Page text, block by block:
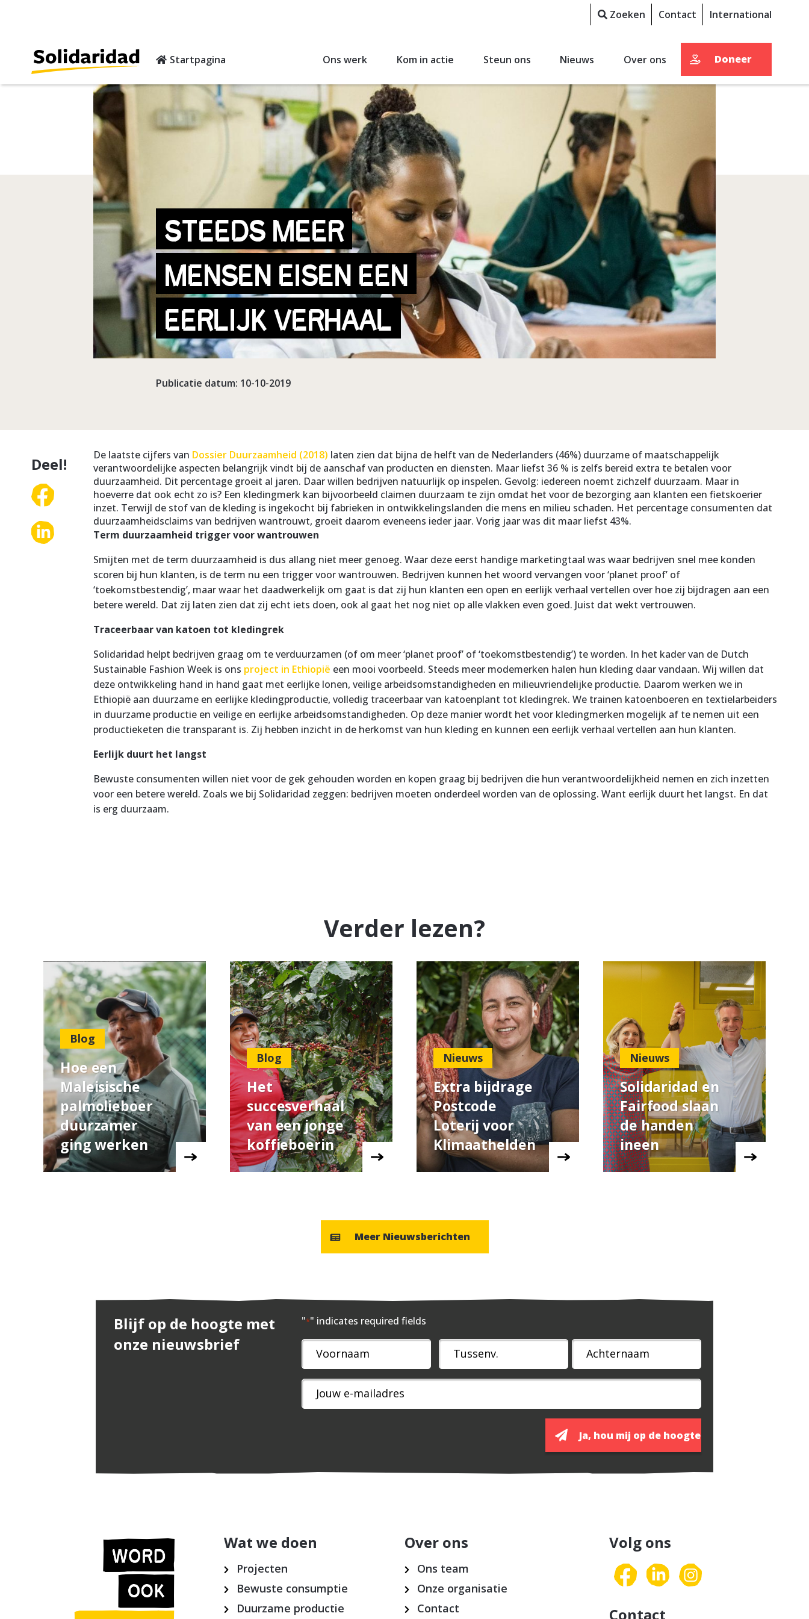
Zoeken Contact International
Startpagina Ons werk Kom in actie Steun ons Nieuws Over ons Doneer
STEEDS MEER
MENSEN EISEN EEN
EERLIJK VERHAAL
Publicatie datum: 10-10-2019
Deel! De laatste cijfers van Dossier Duurzaamheid (2018) laten zien dat bijna de helft van de Nederlanders (46%) duurzame of maatschappelijk
verantwoordelijke aspecten belangrijk vindt bij de aanschaf van producten en diensten. Maar liefst 36 % is zelfs bereid extra te betalen voor
duurzaamheid. Dit percentage groeit al jaren. Daar willen bedrijven natuurlijk op inspelen. Gevolg: iedereen noemt zichzelf duurzaam. Maar in
hoeverre dat ook echt zo is? Een kledingmerk kan bijvoorbeeld claimen duurzaam te zijn omdat het voor de bezorging aan klanten een fietskoerier
inzet. Terwijl de stof van de kleding is ingekocht bij fabrieken in ontwikkelingslanden die mens en milieu schaden. Het percentage consumenten dat
duurzaamheidsclaims van bedrijven wantrouwt, groeit daarom eveneens ieder jaar. Vorig jaar was dit maar liefst 43%.
Term duurzaamheid trigger voor wantrouwen
Smijten met de term duurzaamheid is dus allang niet meer genoeg. Waar deze eerst handige marketingtaal was waar bedrijven snel mee konden
scoren bij hun klanten, is de term nu een trigger voor wantrouwen. Bedrijven kunnen het woord vervangen voor ‘planet proof’ of
‘toekomstbestendig’, maar waar het daadwerkelijk om gaat is dat zij hun klanten een open en eerlijk verhaal vertellen over hoe zij bijdragen aan een
betere wereld. Dat zij laten zien dat zij echt iets doen, ook al gaat het nog niet op alle vlakken even goed. Juist dat wekt vertrouwen.
Traceerbaar van katoen tot kledingrek
Solidaridad helpt bedrijven graag om te verduurzamen (of om meer ‘planet proof’ of ‘toekomstbestendig’) te worden. In het kader van de Dutch
Sustainable Fashion Week is ons project in Ethiopië een mooi voorbeeld. Steeds meer modemerken halen hun kleding daar vandaan. Wij willen dat
deze ontwikkeling hand in hand gaat met eerlijke lonen, veilige arbeidsomstandigheden en milieuvriendelijke productie. Daarom werken we in
Ethiopië aan duurzame en eerlijke kledingproductie, volledig traceerbaar van katoenplant tot kledingrek. We trainen katoenboeren en textielarbeiders
in duurzame productie en veilige en eerlijke arbeidsomstandigheden. Op deze manier wordt het voor kledingmerken mogelijk af te nemen uit een
productieketen die transparant is. Zij hebben inzicht in de herkomst van hun kleding en kunnen een eerlijk verhaal vertellen aan hun klanten.
Eerlijk duurt het langst
Bewuste consumenten willen niet voor de gek gehouden worden en kopen graag bij bedrijven die hun verantwoordelijkheid nemen en zich inzetten
voor een betere wereld. Zoals we bij Solidaridad zeggen: bedrijven moeten onderdeel worden van de oplossing. Want eerlijk duurt het langst. En dat
is erg duurzaam.
Verder lezen?
Blog
Hoe een
Maleisische
palmolieboer
duurzamer
ging werken
Blog
Het
succesverhaal
van een jonge
koffieboerin
Nieuws
Extra bijdrage
Postcode
Loterij voor
Klimaathelden
Nieuws
Solidaridad en
Fairfood slaan
de handen
ineen
Meer Nieuwsberichten
Blijf op de hoogte met
onze nieuwsbrief
"*" indicates required fields
Naam
*
Wat we doen
Projecten
Bewuste consumptie
Duurzame productie
Over ons
Ons team
Onze organisatie
Contact
Volg ons
Contact